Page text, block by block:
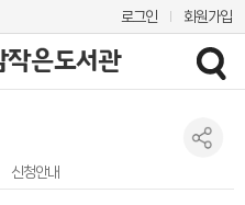
로그인 회원가입
신청안내